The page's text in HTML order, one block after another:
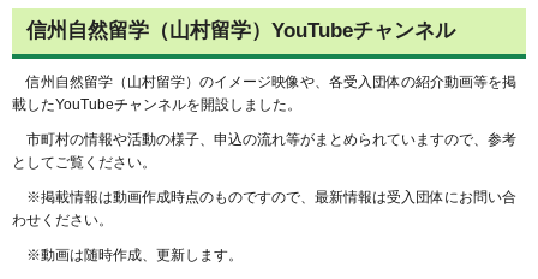
信州自然留学（山村留学）YouTubeチャンネル
信州自然留学（山村留学）のイメージ映像や、各受入団体の紹介動画等を掲
載したYouTubeチャンネルを開設しました。
市町村の情報や活動の様子、申込の流れ等がまとめられていますので、参考
としてご覧ください。
※掲載情報は動画作成時点のものですので、最新情報は受入団体にお問い合
わせください。
※動画は随時作成、更新します。